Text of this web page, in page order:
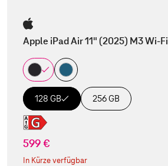
Apple iPad Air 11" (2025) M3 Wi-Fi
128 GB 256 GB
599 €
In Kürze verfügbar